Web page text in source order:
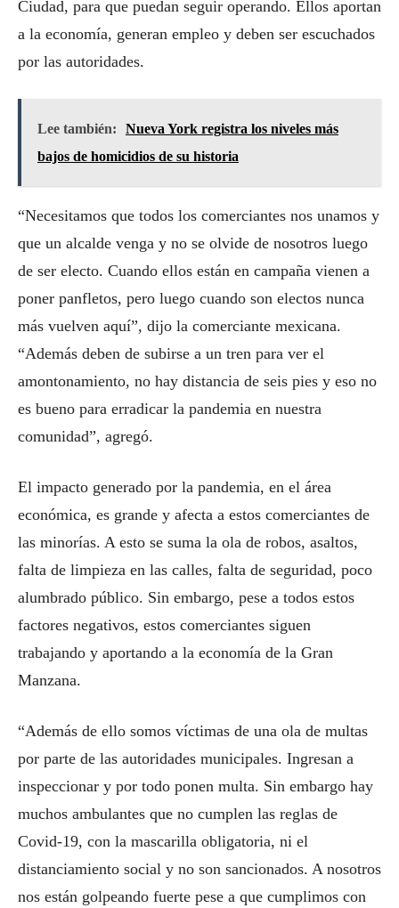
Ciudad, para que puedan seguir operando. Ellos aportan
a la economía, generan empleo y deben ser escuchados
por las autoridades.
Lee también:
Nueva York registra los niveles más
bajos de homicidios de su historia
“Necesitamos que todos los comerciantes nos unamos y
que un alcalde venga y no se olvide de nosotros luego
de ser electo. Cuando ellos están en campaña vienen a
poner panfletos, pero luego cuando son electos nunca
más vuelven aquí”, dijo la comerciante mexicana.
“Además deben de subirse a un tren para ver el
amontonamiento, no hay distancia de seis pies y eso no
es bueno para erradicar la pandemia en nuestra
comunidad”, agregó.
El impacto generado por la pandemia, en el área
económica, es grande y afecta a estos comerciantes de
las minorías. A esto se suma la ola de robos, asaltos,
falta de limpieza en las calles, falta de seguridad, poco
alumbrado público. Sin embargo, pese a todos estos
factores negativos, estos comerciantes siguen
trabajando y aportando a la economía de la Gran
Manzana.
“Además de ello somos víctimas de una ola de multas
por parte de las autoridades municipales. Ingresan a
inspeccionar y por todo ponen multa. Sin embargo hay
muchos ambulantes que no cumplen las reglas de
Covid-19, con la mascarilla obligatoria, ni el
distanciamiento social y no son sancionados. A nosotros
nos están golpeando fuerte pese a que cumplimos con